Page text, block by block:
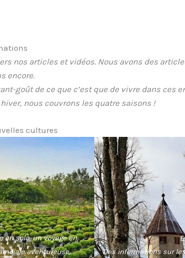
nos articles et vidéos. Nous avons des
encore.
goût de ce que c’est que de vivre dans ces
nous couvrons les quatre saisons !
cultures
en solo, un voyage en
aventureuse,
Des informations sur